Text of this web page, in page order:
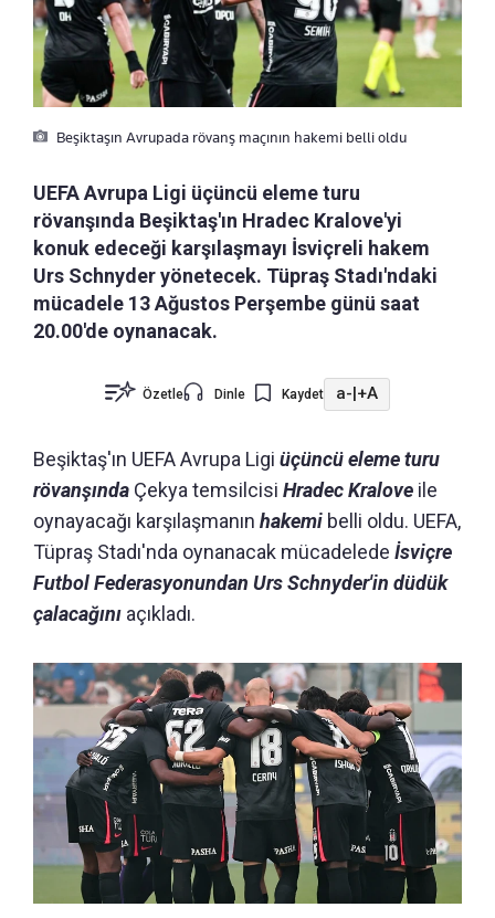
Beşiktaşın Avrupada rövanş maçının hakemi belli oldu
UEFA Avrupa Ligi üçüncü eleme turu
rövanşında Beşiktaş'ın Hradec Kralove'yi
konuk edeceği karşılaşmayı İsviçreli hakem
Urs Schnyder yönetecek. Tüpraş Stadı'ndaki
mücadele 13 Ağustos Perşembe günü saat
20.00'de oynanacak.
Özetle Dinle Kaydet a- +A
Beşiktaş'ın UEFA Avrupa Ligi üçüncü eleme turu
rövanşında Çekya temsilcisi Hradec Kralove ile
oynayacağı karşılaşmanın hakemi belli oldu. UEFA,
Tüpraş Stadı'nda oynanacak mücadelede İsviçre
Futbol Federasyonundan Urs Schnyder'in düdük
çalacağını açıkladı.